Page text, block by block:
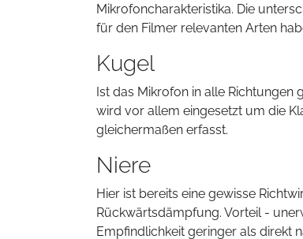
Mikrofoncharakteristika. Die
für den Filmer relevanten Arten
Kugel
Ist das Mikrofon in alle
wird vor allem eingesetzt um die
gleichermaßen erfasst.
Niere
Hier ist bereits eine gewisse
Rückwärtsdämpfung. Vorteil -
Empfindlichkeit geringer als direkt